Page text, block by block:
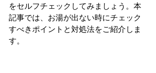
をセルフチェックしてみましょう。本
記事では、お湯が出ない時にチェック
すべきポイントと対処法をご紹介しま
す。